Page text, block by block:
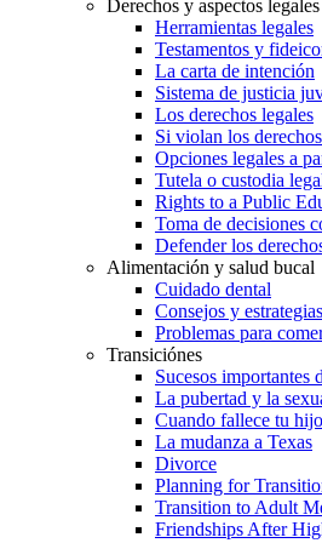
Derechos y aspectos legales
Herramientas legales
Testamentos y
La carta de intención
Sistema de justicia
Los derechos legales
Si violan los
Opciones legales a
Tutela o custodia
Rights to a Public
Toma de decisiones
Defender los
Alimentación y salud bucal
Cuidado dental
Consejos y
Problemas para
Transiciónes
Sucesos importantes
La pubertad y la
Cuando fallece tu hijo
La mudanza a Texas
Divorce
Planning for
Transition to Adult
Friendships After